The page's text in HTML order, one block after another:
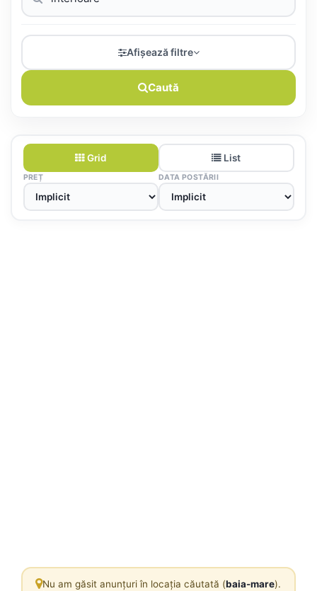
Afișează filtre
Caută
Grid List
PREȚ DATA POSTĂRII
Nu am găsit anunțuri în locația căutată (baia-mare).